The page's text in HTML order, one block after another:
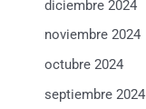
diciembre 2024
noviembre 2024
octubre 2024
septiembre 2024